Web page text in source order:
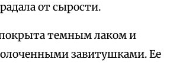
от сырости.
темным лаком и
завитушками. Ее